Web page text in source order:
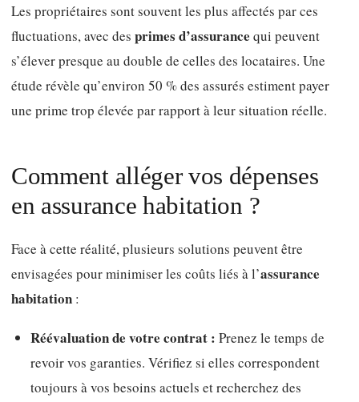
Les propriétaires sont souvent les plus affectés par ces
fluctuations, avec des primes d’assurance qui peuvent
s’élever presque au double de celles des locataires. Une
étude révèle qu’environ 50 % des assurés estiment payer
une prime trop élevée par rapport à leur situation réelle.
Comment alléger vos dépenses
en assurance habitation ?
Face à cette réalité, plusieurs solutions peuvent être
envisagées pour minimiser les coûts liés à l’assurance
habitation :
Réévaluation de votre contrat : Prenez le temps de
revoir vos garanties. Vérifiez si elles correspondent
toujours à vos besoins actuels et recherchez des